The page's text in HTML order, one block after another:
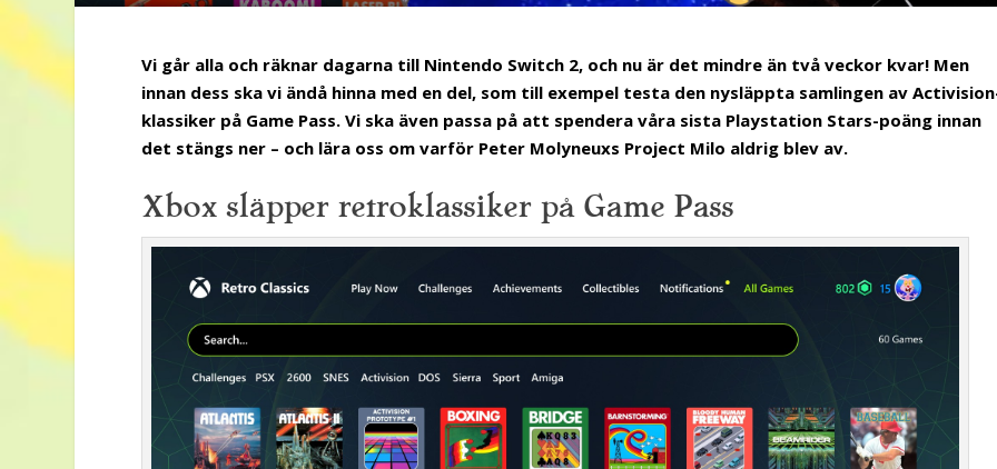
Vi går alla och räknar dagarna till Nintendo Switch 2, och nu är det mindre än två veckor kvar! Men
innan dess ska vi ändå hinna med en del, som till exempel testa den nysläppta samlingen av
klassiker på Game Pass. Vi ska även passa på att spendera våra sista Playstation Stars-poäng innan
det stängs ner – och lära oss om varför Peter Molyneuxs Project Milo aldrig blev av.
Xbox släpper retroklassiker på Game Pass